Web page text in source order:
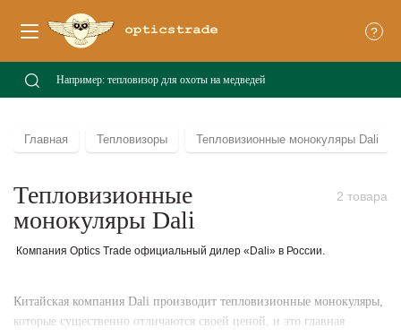
?
Главная Тепловизоры Тепловизионные монокуляры Dali
Тепловизионные
монокуляры Dali
2 товара
Компания Optics Trade официальный дилер «Dali» в России.
Китайская компания Dali производит тепловизионные монокуляры,
которые существенно отличаются своей ценой, и это главная